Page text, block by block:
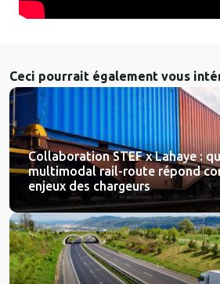
Ceci pourrait également vous
Collaboration STEF x Lahaye :
multimodal rail-route répond
enjeux des chargeurs